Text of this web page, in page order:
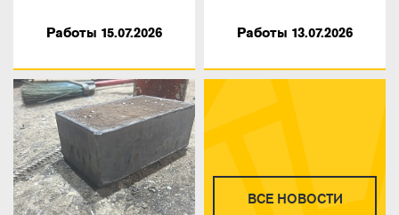
Работы 15.07.2026 Работы 13.07.2026
ВСЕ НОВОСТИ